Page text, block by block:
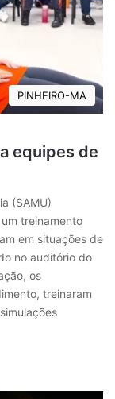
PINHEIRO-MA
equipes de
(SAMU)
treinamento
em situações de
no auditório do
os
treinaram